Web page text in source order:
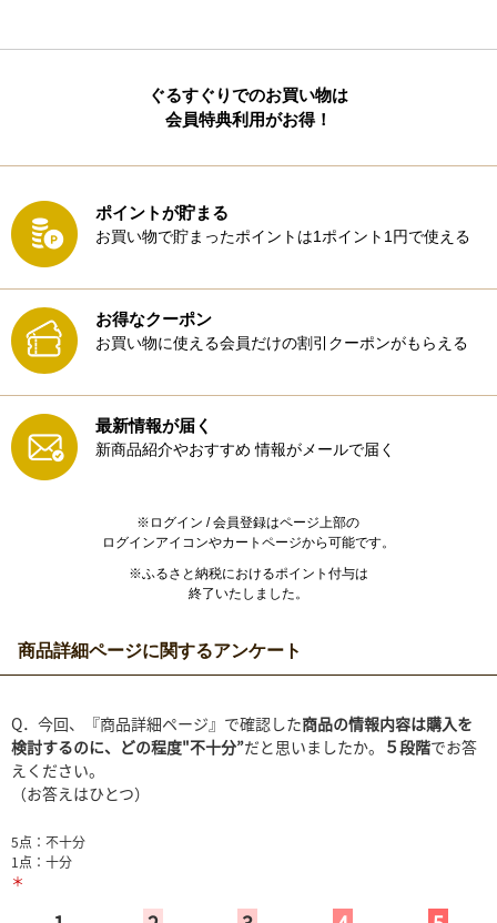
ぐるすぐりでのお買い物は
会員特典利用がお得！
ポイントが貯まる
お買い物で貯まったポイントは1ポイント1円で使える
お得なクーポン
お買い物に使える会員だけの割引クーポンがもらえる
最新情報が届く
新商品紹介やおすすめ 情報がメールで届く
※ログイン / 会員登録はページ上部の
ログインアイコンやカートページから可能です。
※ふるさと納税におけるポイント付与は
終了いたしました。
商品詳細ページに関するアンケート